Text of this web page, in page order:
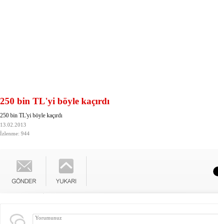
250 bin TL'yi böyle kaçırdı
250 bin TL'yi böyle kaçırdı
13.02.2013
İzlenme: 944